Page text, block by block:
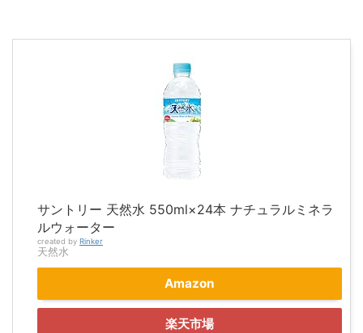
サントリー 天然水 550ml×24本 ナチュラルミネラ
ルウォーター
created by Rinker
天然水
Amazon
楽天市場